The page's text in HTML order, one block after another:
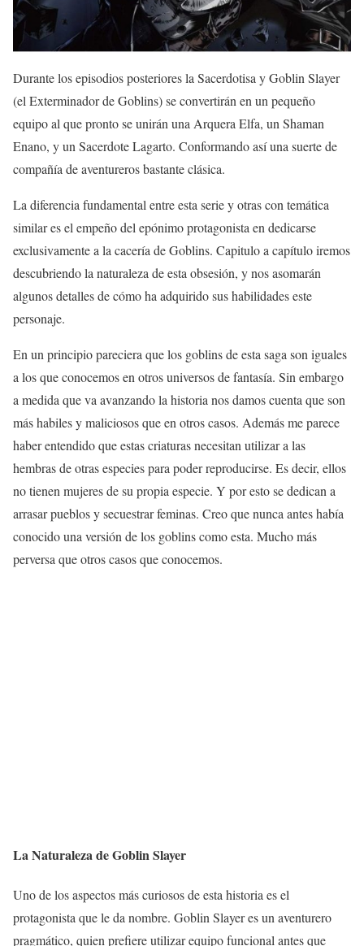
Durante los episodios posteriores la Sacerdotisa y Goblin Slayer
(el Exterminador de Goblins) se convertirán en un pequeño
equipo al que pronto se unirán una Arquera Elfa, un Shaman
Enano, y un Sacerdote Lagarto. Conformando así una suerte de
compañía de aventureros bastante clásica.
La diferencia fundamental entre esta serie y otras con temática
similar es el empeño del epónimo protagonista en dedicarse
exclusivamente a la cacería de Goblins. Capitulo a capítulo iremos
descubriendo la naturaleza de esta obsesión, y nos asomarán
algunos detalles de cómo ha adquirido sus habilidades este
personaje.
En un principio pareciera que los goblins de esta saga son iguales
a los que conocemos en otros universos de fantasía. Sin embargo
a medida que va avanzando la historia nos damos cuenta que son
más habiles y maliciosos que en otros casos. Además me parece
haber entendido que estas criaturas necesitan utilizar a las
hembras de otras especies para poder reproducirse. Es decir, ellos
no tienen mujeres de su propia especie. Y por esto se dedican a
arrasar pueblos y secuestrar feminas. Creo que nunca antes había
conocido una versión de los goblins como esta. Mucho más
perversa que otros casos que conocemos.
La Naturaleza de Goblin Slayer
Uno de los aspectos más curiosos de esta historia es el
protagonista que le da nombre. Goblin Slayer es un aventurero
pragmático, quien prefiere utilizar equipo funcional antes que